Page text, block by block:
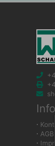
∙
∙ AGB
∙